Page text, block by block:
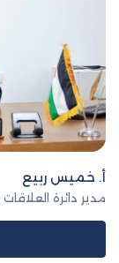
أ. خميس ربيع
مدير دائرة